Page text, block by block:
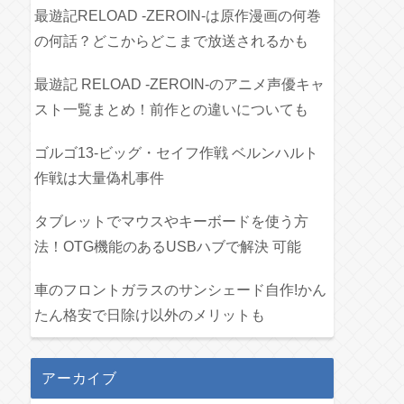
最遊記RELOAD -ZEROIN-は原作漫画の何巻
の何話？どこからどこまで放送されるかも
最遊記 RELOAD -ZEROIN-のアニメ声優キャ
スト一覧まとめ！前作との違いについても
ゴルゴ13-ビッグ・セイフ作戦 ベルンハルト
作戦は大量偽札事件
タブレットでマウスやキーボードを使う方
法！OTG機能のあるUSBハブで解決 可能
車のフロントガラスのサンシェード自作!かん
たん格安で日除け以外のメリットも
アーカイブ